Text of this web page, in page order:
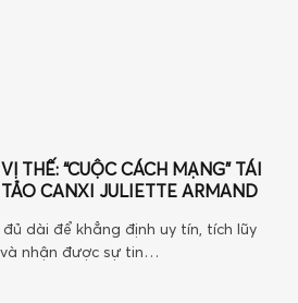
THẾ: “CUỘC CÁCH MẠNG” TÁI
CANXI JULIETTE ARMAND
dài để khẳng định uy tín, tích lũy
nhận được sự tin…